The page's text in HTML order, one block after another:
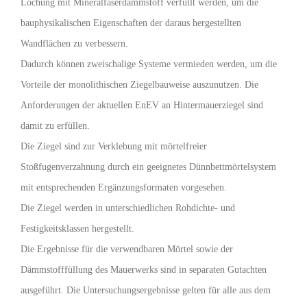
Lochung mit Mineralfaserdämmstoff verfüllt werden, um die
bauphysikalischen Eigenschaften der daraus hergestellten
Wandflächen zu verbessern.
Dadurch können zweischalige Systeme vermieden werden, um die
Vorteile der monolithischen Ziegelbauweise auszunutzen. Die
Anforderungen der aktuellen EnEV an Hintermauerziegel sind
damit zu erfüllen.
Die Ziegel sind zur Verklebung mit mörtelfreier
Stoßfugenverzahnung durch ein geeignetes Dünnbettmörtelsystem
mit entsprechenden Ergänzungsformaten vorgesehen.
Die Ziegel werden in unterschiedlichen Rohdichte- und
Festigkeitsklassen hergestellt.
Die Ergebnisse für die verwendbaren Mörtel sowie der
Dämmstofffüllung des Mauerwerks sind in separaten Gutachten
ausgeführt. Die Untersuchungsergebnisse gelten für alle aus dem